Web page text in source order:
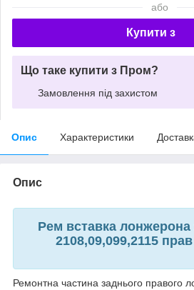
або
Купити з
Що таке купити з Пром?
Замовлення під захистом
Опис Характеристики
Опис
Рем вставка
2108,09,099,2115
Ремонтна частина заднього правого